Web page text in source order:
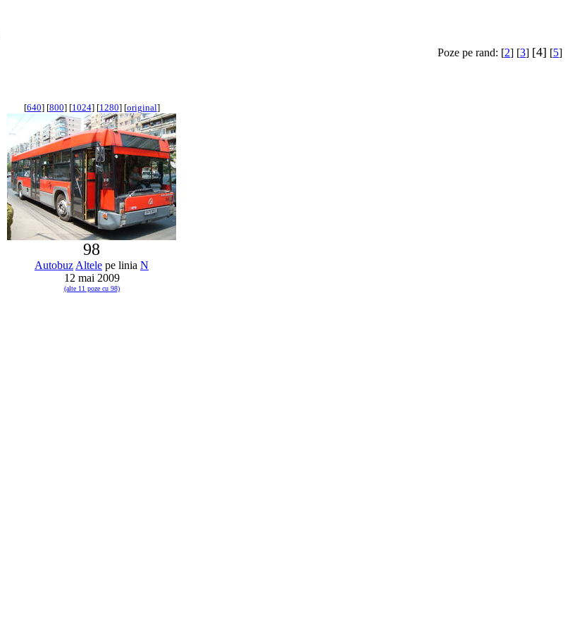
Poze pe rand: [2] [3] [4] [5]
[640] [800] [1024] [1280] [original]
98
Autobuz Altele pe linia N
12 mai 2009
(alte 11 poze cu 98)